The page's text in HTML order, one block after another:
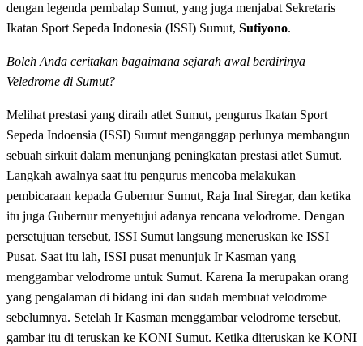
dengan legenda pembalap Sumut, yang juga menjabat Sekretaris
Ikatan Sport Sepeda Indonesia (ISSI) Sumut, Sutiyono.
Boleh Anda ceritakan bagaimana sejarah awal berdirinya
Veledrome di Sumut?
Melihat prestasi yang diraih atlet Sumut, pengurus Ikatan Sport
Sepeda Indoensia (ISSI) Sumut menganggap perlunya membangun
sebuah sirkuit dalam menunjang peningkatan prestasi atlet Sumut.
Langkah awalnya saat itu pengurus mencoba melakukan
pembicaraan kepada Gubernur Sumut, Raja Inal Siregar, dan ketika
itu juga Gubernur menyetujui adanya rencana velodrome. Dengan
persetujuan tersebut, ISSI Sumut langsung meneruskan ke ISSI
Pusat. Saat itu lah, ISSI pusat menunjuk Ir Kasman yang
menggambar velodrome untuk Sumut. Karena Ia merupakan orang
yang pengalaman di bidang ini dan sudah membuat velodrome
sebelumnya. Setelah Ir Kasman menggambar velodrome tersebut,
gambar itu di teruskan ke KONI Sumut. Ketika diteruskan ke KONI